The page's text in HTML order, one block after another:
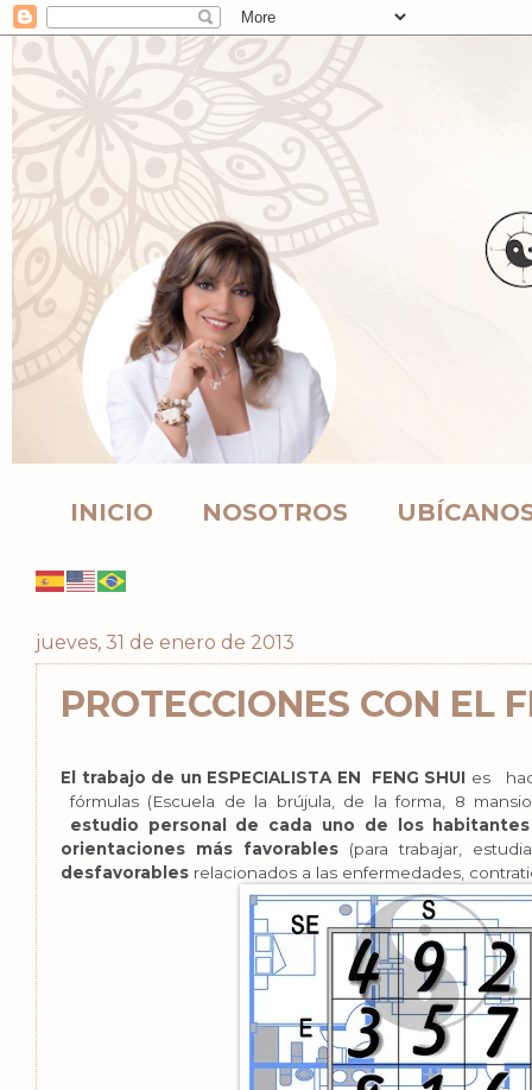
INICIO NOSOTROS
jueves, 31 de enero de 2013
PROTECCIONES CON EL
El trabajo de un ESPECIALISTA EN FENG SHUI es
fórmulas (Escuela de la brújula, de la forma, 8
estudio personal de cada uno de los
orientaciones más favorables(para trabajar,
desfavorables relacionados a las enfermedades,